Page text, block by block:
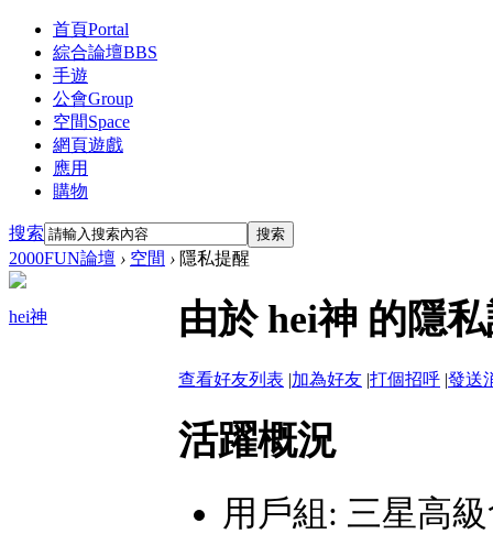
首頁Portal
綜合論壇BBS
手遊
公會Group
空間Space
網頁遊戲
應用
購物
搜索 搜索
2000FUN論壇 › 空間 › 隱私提醒
hei神 由於 hei神 的隱
查看好友列表 |加為好友 |打個招呼 |發送
活躍概況
用戶組: 三星高